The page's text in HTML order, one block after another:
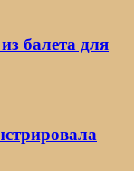
балета для